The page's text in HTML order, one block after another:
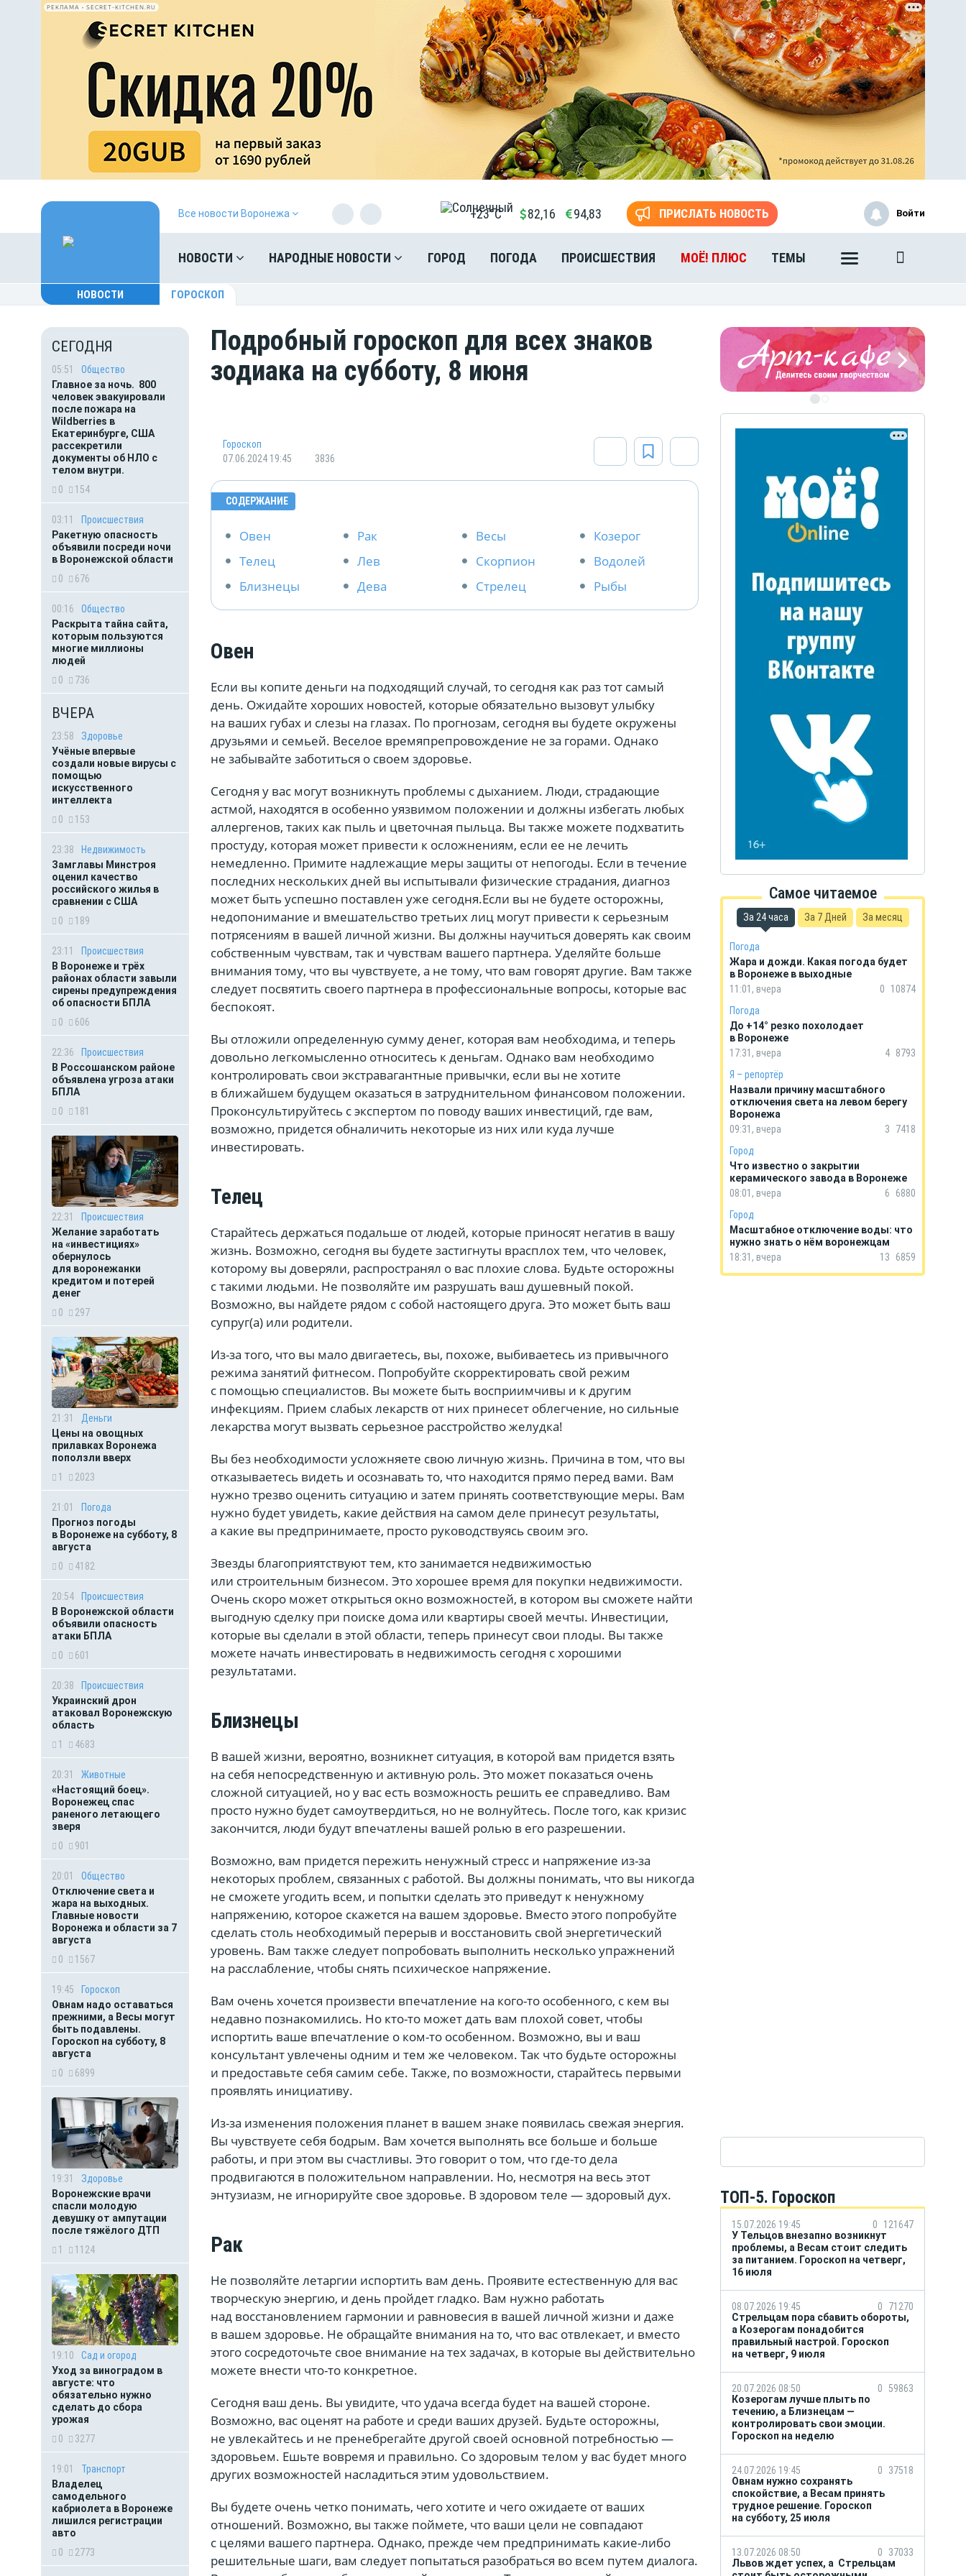
РЕКЛАМА • SECRET-KITCHEN.RU
Все новости Воронежа +23°C 82,16 94,83 ПРИСЛАТЬ НОВОСТЬ
НОВОСТИ НАРОДНЫЕ НОВОСТИ ГОРОД ПОГОДА ПРОИСШЕСТВИЯ МОЁ! ПЛЮС ТЕМЫ
Войти
НОВОСТИ ГОРОСКОП
СЕГОДНЯ
05:51
Общество
Главное за ночь. 800
человек эвакуировали
после пожара на
Wildberries в
Екатеринбурге, США
рассекретили
документы об НЛО с
телом внутри.
0
154
03:11
Происшествия
Ракетную опасность
объявили посреди ночи
в Воронежской области
0
676
00:16
Общество
Раскрыта тайна сайта,
которым пользуются
многие миллионы
людей
0
736
ВЧЕРА
23:58
Здоровье
Учёные впервые
создали новые вирусы с
помощью
искусственного
интеллекта
0
153
23:38
Недвижимость
Замглавы Минстроя
оценил качество
российского жилья в
сравнении с США
0
189
23:11
Происшествия
В Воронеже и трёх
районах области завыли
сирены предупреждения
об опасности БПЛА
0
606
22:36
Происшествия
В Россошанском районе
объявлена угроза атаки
БПЛА
0
181
22:31
Происшествия
Желание заработать
на «инвестициях»
обернулось
для воронежанки
кредитом и потерей
денег
0
297
21:31
Деньги
Цены на овощных
прилавках Воронежа
поползли вверх
1
2023
21:01
Погода
Прогноз погоды
в Воронеже на субботу, 8
августа
0
4182
20:54
Происшествия
В Воронежской области
объявили опасность
атаки БПЛА
0
601
20:38
Происшествия
Украинский дрон
атаковал Воронежскую
область
1
4683
20:31
Животные
«Настоящий боец».
Воронежец спас
раненого летающего
зверя
0
901
20:01
Общество
Отключение света и
жара на выходных.
Главные новости
Воронежа и области за 7
августа
0
1567
19:45
Гороскоп
Овнам надо оставаться
прежними, а Весы могут
быть подавлены.
Гороскоп на субботу, 8
августа
0
6899
19:31
Здоровье
Воронежские врачи
спасли молодую
девушку от ампутации
после тяжёлого ДТП
1
1124
19:10
Сад и огород
Уход за виноградом в
августе: что
обязательно нужно
сделать до сбора
урожая
0
3277
19:01
Транспорт
Владелец
самодельного
кабриолета в Воронеже
лишился регистрации
авто
0
2773
Подробный гороскоп для всех знаков
зодиака на субботу, 8 июня
Гороскоп
07.06.2024 19:45
3836
СОДЕРЖАНИЕ
Овен
Телец
Близнецы
Рак
Лев
Дева
Весы
Скорпион
Стрелец
Козерог
Водолей
Рыбы
Овен
Если вы копите деньги на подходящий случай, то сегодня как раз тот самый
день. Ожидайте хороших новостей, которые обязательно вызовут улыбку
на ваших губах и слезы на глазах. По прогнозам, сегодня вы будете окружены
друзьями и семьей. Веселое времяпрепровождение не за горами. Однако
не забывайте заботиться о своем здоровье.
Сегодня у вас могут возникнуть проблемы с дыханием. Люди, страдающие
астмой, находятся в особенно уязвимом положении и должны избегать любых
аллергенов, таких как пыль и цветочная пыльца. Вы также можете подхватить
простуду, которая может привести к осложнениям, если ее не лечить
немедленно. Примите надлежащие меры защиты от непогоды. Если в течение
последних нескольких дней вы испытывали физические страдания, диагноз
может быть успешно поставлен уже сегодня.Если вы не будете осторожны,
недопонимание и вмешательство третьих лиц могут привести к серьезным
потрясениям в вашей личной жизни. Вы должны научиться доверять как своим
собственным чувствам, так и чувствам вашего партнера. Уделяйте больше
внимания тому, что вы чувствуете, а не тому, что вам говорят другие. Вам также
следует посвятить своего партнера в профессиональные вопросы, которые вас
беспокоят.
Вы отложили определенную сумму денег, которая вам необходима, и теперь
довольно легкомысленно относитесь к деньгам. Однако вам необходимо
контролировать свои экстравагантные привычки, если вы не хотите
в ближайшем будущем оказаться в затруднительном финансовом положении.
Проконсультируйтесь с экспертом по поводу ваших инвестиций, где вам,
возможно, придется обналичить некоторые из них или куда лучше
инвестировать.
Телец
Старайтесь держаться подальше от людей, которые приносят негатив в вашу
жизнь. Возможно, сегодня вы будете застигнуты врасплох тем, что человек,
которому вы доверяли, распространял о вас плохие слова. Будьте осторожны
с такими людьми. Не позволяйте им разрушать ваш душевный покой.
Возможно, вы найдете рядом с собой настоящего друга. Это может быть ваш
супруг(а) или родители.
Из-за того, что вы мало двигаетесь, вы, похоже, выбиваетесь из привычного
режима занятий фитнесом. Попробуйте скорректировать свой режим
с помощью специалистов. Вы можете быть восприимчивы и к другим
инфекциям. Прием слабых лекарств от них принесет облегчение, но сильные
лекарства могут вызвать серьезное расстройство желудка!
Вы без необходимости усложняете свою личную жизнь. Причина в том, что вы
отказываетесь видеть и осознавать то, что находится прямо перед вами. Вам
нужно трезво оценить ситуацию и затем принять соответствующие меры. Вам
нужно будет увидеть, какие действия на самом деле принесут результаты,
а какие вы предпринимаете, просто руководствуясь своим эго.
Звезды благоприятствуют тем, кто занимается недвижимостью
или строительным бизнесом. Это хорошее время для покупки недвижимости.
Очень скоро может открыться окно возможностей, в котором вы сможете найти
выгодную сделку при поиске дома или квартиры своей мечты. Инвестиции,
которые вы сделали в этой области, теперь принесут свои плоды. Вы также
можете начать инвестировать в недвижимость сегодня с хорошими
результатами.
Близнецы
В вашей жизни, вероятно, возникнет ситуация, в которой вам придется взять
на себя непосредственную и активную роль. Это может показаться очень
сложной ситуацией, но у вас есть возможность решить ее справедливо. Вам
просто нужно будет самоутвердиться, но не волнуйтесь. После того, как кризис
закончится, люди будут впечатлены вашей ролью в его разрешении.
Возможно, вам придется пережить ненужный стресс и напряжение из-за
некоторых проблем, связанных с работой. Вы должны понимать, что вы никогда
не сможете угодить всем, и попытки сделать это приведут к ненужному
напряжению, которое скажется на вашем здоровье. Вместо этого попробуйте
сделать столь необходимый перерыв и восстановить свой энергетический
уровень. Вам также следует попробовать выполнить несколько упражнений
на расслабление, чтобы снять психическое напряжение.
Вам очень хочется произвести впечатление на кого-то особенного, с кем вы
недавно познакомились. Но кто-то может дать вам плохой совет, чтобы
испортить ваше впечатление о ком-то особенном. Возможно, вы и ваш
консультант увлечены одним и тем же человеком. Так что будьте осторожны
и предоставьте себя самим себе. Также, по возможности, старайтесь первыми
проявлять инициативу.
Из-за изменения положения планет в вашем знаке появилась свежая энергия.
Вы чувствуете себя бодрым. Вам хочется выполнять все больше и больше
работы, и при этом вы счастливы. Это говорит о том, что где-то дела
продвигаются в положительном направлении. Но, несмотря на весь этот
энтузиазм, не игнорируйте свое здоровье. В здоровом теле — здоровый дух.
Рак
Не позволяйте летаргии испортить вам день. Проявите естественную для вас
творческую энергию, и день пройдет гладко. Вам нужно работать
над восстановлением гармонии и равновесия в вашей личной жизни и даже
в вашем здоровье. Не обращайте внимания на то, что вас отвлекает, и вместо
этого сосредоточьте свое внимание на тех задачах, в которые вы действительно
можете внести что-то конкретное.
Сегодня ваш день. Вы увидите, что удача всегда будет на вашей стороне.
Возможно, вас оценят на работе и среди ваших друзей. Будьте осторожны,
не увлекайтесь и не пренебрегайте другой своей основной потребностью —
здоровьем. Ешьте вовремя и правильно. Со здоровым телом у вас будет много
других возможностей насладиться этим удовольствием.
Вы будете очень четко понимать, чего хотите и чего ожидаете от ваших
отношений. Возможно, вы также поймете, что ваши цели не совпадают
с целями вашего партнера. Однако, прежде чем предпринимать какие-либо
решительные шаги, вам следует попытаться разобраться во всем путем диалога.
ЭТО БЫЛО В АФГАНЕ
воинов-интернационалистов
ЭТО БЫЛО В
Книга памяти воронежских
Книга памяти воронежских
воинов-интернационалистов
Самое читаемое
За 24 часа За 7 Дней За месяц
Погода
Жара и дожди. Какая погода будет
в Воронеже в выходные
11:01, вчера
0
10874
Погода
До +14° резко похолодает
в Воронеже
17:31, вчера
4 8793
Я – репортёр
Назвали причину масштабного
отключения света на левом берегу
Воронежа
09:31, вчера
3
7418
Город
Что известно о закрытии
керамического завода в Воронеже
08:01, вчера
6
6880
Город
Масштабное отключение воды: что
нужно знать о нём воронежцам
18:31, вчера
13 6859
ТОП-5. Гороскоп
15.07.2026 19:45 0
121647
У Тельцов внезапно возникнут
проблемы, а Весам стоит следить
за питанием. Гороскоп на четверг,
16 июля
08.07.2026 19:45 0
71270
Стрельцам пора сбавить обороты,
а Козерогам понадобится
правильный настрой. Гороскоп
на четверг, 9 июля
20.07.2026 08:50 0 59863
Козерогам лучше плыть по
течению, а Близнецам —
контролировать свои эмоции.
Гороскоп на неделю
24.07.2026 19:45 0
37518
Овнам нужно сохранять
спокойствие, а Весам принять
трудное решение. Гороскоп
на субботу, 25 июля
13.07.2026 08:50 0
37033
Львов ждет успех, а Стрельцам